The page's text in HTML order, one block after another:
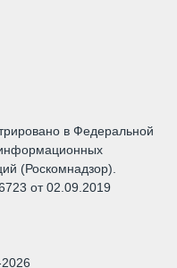
в Федеральной
(Роскомнадзор).
от 02.09.2019